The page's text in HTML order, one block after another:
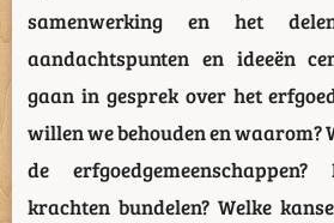
samenwerking en het
aandachtspunten en ideeën
gaan in gesprek over het
willen we behouden en waarom?
de
krachten bundelen? Welke